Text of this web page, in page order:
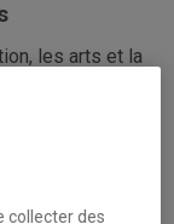
les arts et la
en imaginant
collecter des